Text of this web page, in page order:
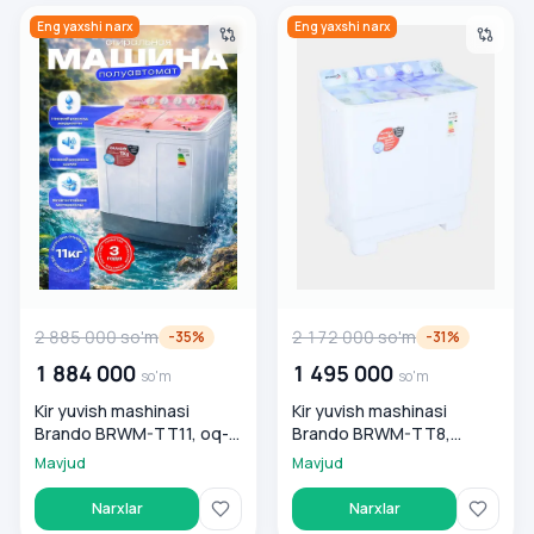
Kir yuvish mashinasi Brando BRWM-TT11, oq- pushti
Eng yaxshi narx
2 885 000so'm -35%
1 884 000 so'm
Kir yuvish mashinasi
Brando BRWM-TT11, oq-
pushti
Mavjud
Narxlar
Kir yuvish mashinasi Brando
Eng yaxshi narx
2 172 000so'm -31%
1 495 000 so'm
Kir yuvish mashinasi
Brando BRWM-TT8,
bejeviy
Mavjud
Narxlar